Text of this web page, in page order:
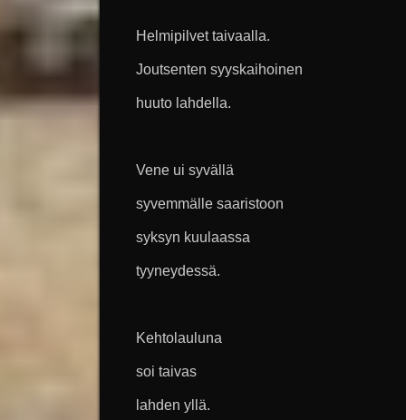
Helmipilvet taivaalla.
Joutsenten syyskaihoinen
huuto lahdella.
Vene ui syvällä
syvemmälle saaristoon
syksyn kuulaassa
tyyneydessä.
Kehtolauluna
soi taivas
lahden yllä.